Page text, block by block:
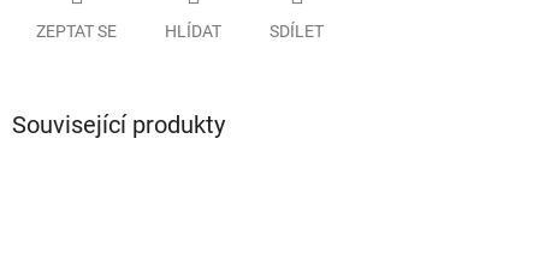
ZEPTAT SE HLÍDAT SDÍLET
Související produkty